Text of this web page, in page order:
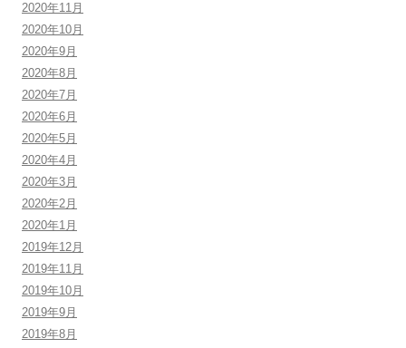
2020年11月
2020年10月
2020年9月
2020年8月
2020年7月
2020年6月
2020年5月
2020年4月
2020年3月
2020年2月
2020年1月
2019年12月
2019年11月
2019年10月
2019年9月
2019年8月